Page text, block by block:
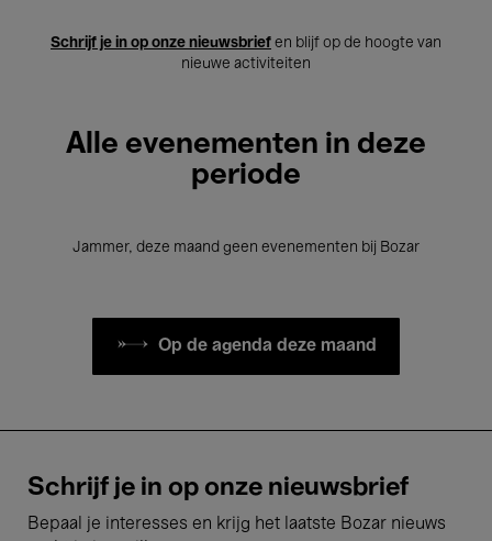
Schrijf je in op onze nieuwsbrief en blijf op de hoogte van
nieuwe activiteiten
Alle evenementen in deze
periode
Jammer, deze maand geen evenementen bij Bozar
Op de agenda deze maand
Schrijf je in op onze nieuwsbrief
Bepaal je interesses en krijg het laatste Bozar nieuws